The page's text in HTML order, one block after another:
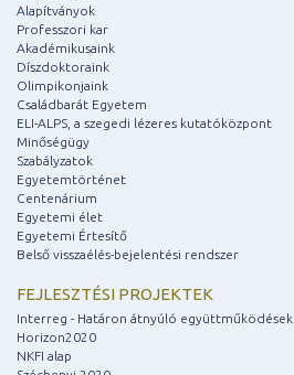
Alapítványok
Professzori kar
Akadémikusaink
Díszdoktoraink
Olimpikonjaink
Családbarát Egyetem
ELI-ALPS, a szegedi lézeres kutatóközpont
Minőségügy
Szabályzatok
Egyetemtörténet
Centenárium
Egyetemi élet
Egyetemi Értesítő
Belső visszaélés-bejelentési rendszer
FEJLESZTÉSI PROJEKTEK
Interreg - Határon átnyúló együttműködések
Horizon2020
NKFI alap